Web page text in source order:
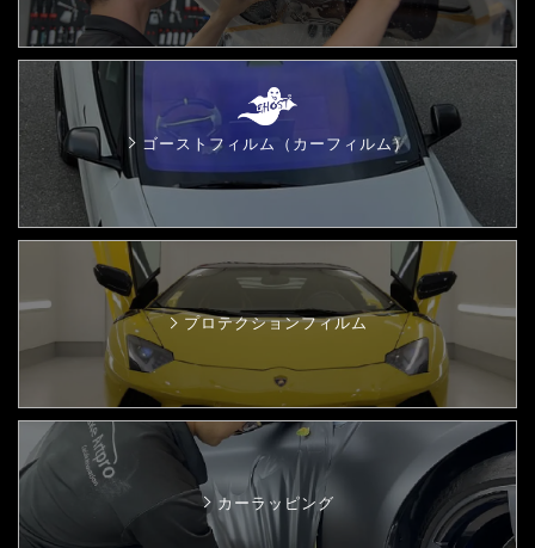
ゴーストフィルム（カーフィルム）
プロテクションフィルム
カーラッピング